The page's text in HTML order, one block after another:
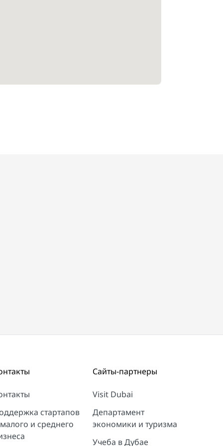
стартапов
и среднего
Сайты-партнеры
Visit Dubai
Департамент
экономики и туризма
Учеба в Дубае